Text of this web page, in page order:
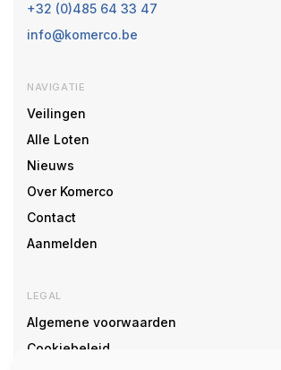
+32 (0)485 64 33 47
info@komerco.be
NAVIGATIE
Veilingen
Alle Loten
Nieuws
Over Komerco
Contact
Aanmelden
LEGAL
Algemene voorwaarden
Cookiebeleid